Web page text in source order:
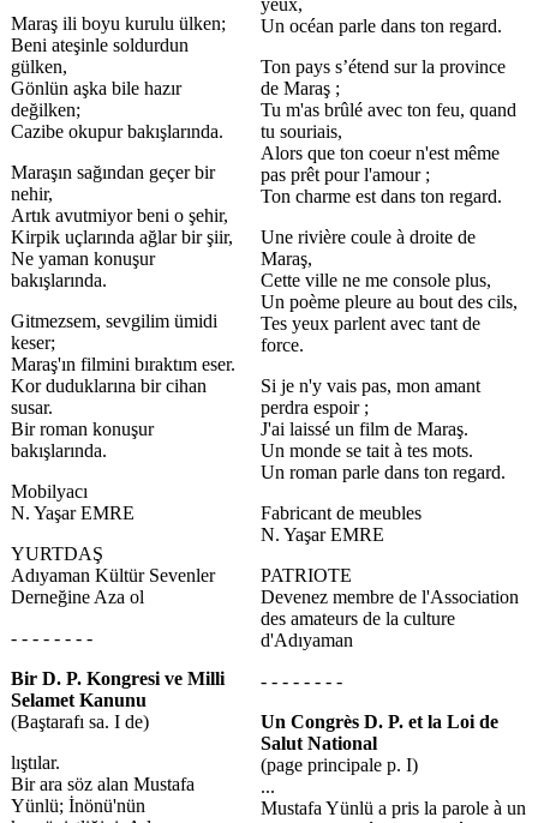
Maraş ili boyu kurulu ülken;
Beni ateşinle soldurdun
gülken,
Gönlün aşka bile hazır
değilken;
Cazibe okupur bakışlarında.
Maraşın sağından geçer bir
nehir,
Artık avutmiyor beni o şehir,
Kirpik uçlarında ağlar bir şiir,
Ne yaman konuşur
bakışlarında.
Gitmezsem, sevgilim ümidi
keser;
Maraş'ın filmini bıraktım eser.
Kor duduklarına bir cihan
susar.
Bir roman konuşur
bakışlarında.
Mobilyacı
N. Yaşar EMRE
YURTDAŞ
Adıyaman Kültür Sevenler
Derneğine Aza ol
- - - - - - - -
Bir D. P. Kongresi ve Milli
Selamet Kanunu
(Baştarafı sa. I de)
lıştılar.
Bir ara söz alan Mustafa
Yünlü; İnönü'nün
Un océan parle dans ton regard.
Ton pays s’étend sur la province
de Maraş ;
Tu m'as brûlé avec ton feu, quand
tu souriais,
Alors que ton coeur n'est même
pas prêt pour l'amour ;
Ton charme est dans ton regard.
Une rivière coule à droite de
Maraş,
Cette ville ne me console plus,
Un poème pleure au bout des cils,
Tes yeux parlent avec tant de
force.
Si je n'y vais pas, mon amant
perdra espoir ;
J'ai laissé un film de Maraş.
Un monde se tait à tes mots.
Un roman parle dans ton regard.
Fabricant de meubles
N. Yaşar EMRE
PATRIOTE
Devenez membre de l'Association
des amateurs de la culture
d'Adıyaman
- - - - - - - -
Un Congrès D. P. et la Loi de
Salut National
(page principale p. I)
...
Mustafa Yünlü a pris la parole à un